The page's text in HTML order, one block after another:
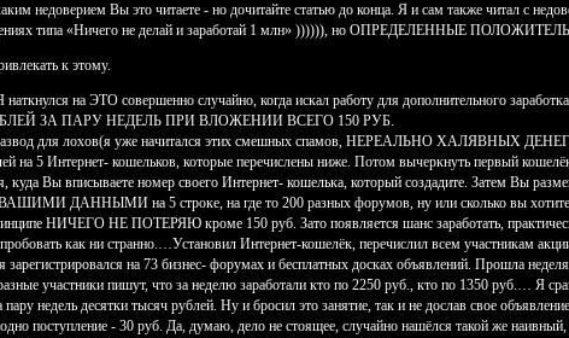
каким недоверием Вы это читаете - но дочитайте статью до конца. Я и сам также
типа «Ничего не делай и заработай 1 млн» )))))), но ОПРЕДЕЛЕННЫЕ
к этому.
на ЭТО совершенно случайно, когда искал работу для дополнительного
ЗА ПАРУ НЕДЕЛЬ ПРИ ВЛОЖЕНИИ ВСЕГО 150 РУБ.
развод для лохов(я уже начитался этих смешных спамов, НЕРЕАЛЬНО ХАЛЯВНЫХ
на 5 Интернет- кошельков, которые перечислены ниже. Потом вычеркнуть первый
куда Вы вписываете номер своего Интернет- кошелька, который создадите. Затем Вы
ВАШИМИ ДАННЫМИ на 5 строке, на где то 200 разных форумов, ну или сколько вы хотите,
НИЧЕГО НЕ ПОТЕРЯЮ кроме 150 руб. Зато появляется шанс заработать,
как ни странно.…Установил Интернет-кошелёк, перечислил всем участникам акции
зарегистрировался на 73 бизнес- форумах и бесплатных досках объявлений. Прошла
участники пишут, что за неделю заработали кто по 2250 руб., кто по 1350 руб.… Я
пару недель десятки тысяч рублей. Ну и бросил это занятие, так и не дослав свое
поступление - 30 руб. Да, думаю, дело не стоящее, случайно нашёлся такой же